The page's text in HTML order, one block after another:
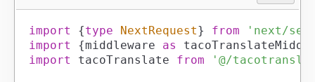
import {type NextRequest} from
'next/
import
{middleware as
import
tacoTranslate from '@/